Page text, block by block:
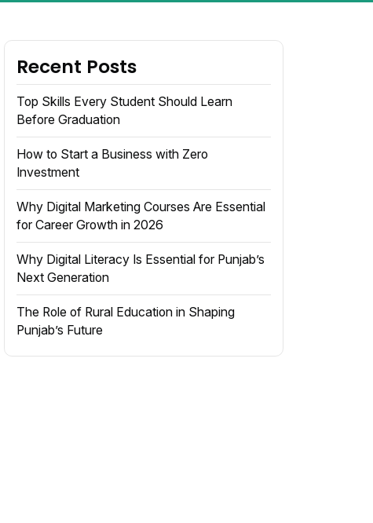
Recent Posts
Top Skills Every Student Should Learn
Before Graduation
How to Start a Business with Zero
Investment
Why Digital Marketing Courses Are Essential
for Career Growth in 2026
Why Digital Literacy Is Essential for Punjab’s
Next Generation
The Role of Rural Education in Shaping
Punjab’s Future